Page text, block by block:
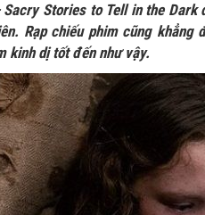
Stories to Tell in the
Rạp chiếu phim cũng
kinh dị tốt đến như vậy.